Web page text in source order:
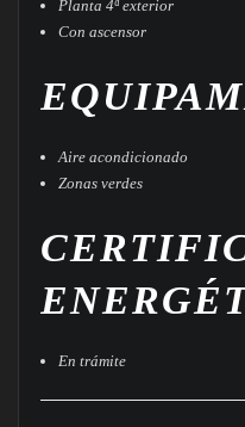
Planta 4ª exterior
Con ascensor
Aire acondicionado
Zonas verdes
En trámite